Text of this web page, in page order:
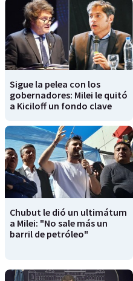
Sigue la pelea con los
gobernadores: Milei le quitó
a Kiciloff un fondo clave
Chubut le dió un ultimátum
a Milei: "No sale más un
barril de petróleo"